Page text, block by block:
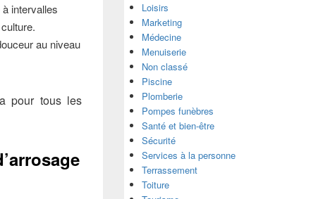
intervalles
au niveau
pour tous les
Loisirs
Marketing
Médecine
Menuiserie
Non classé
Piscine
Plomberie
Pompes funèbres
Santé et bien-être
Sécurité
Services à la personne
Terrassement
Toiture